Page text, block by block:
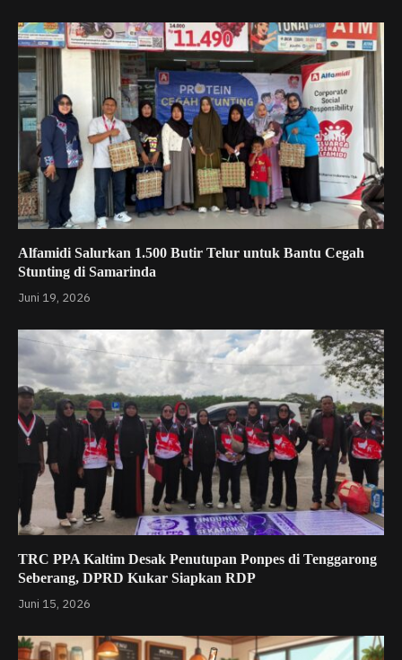
Alfamidi Salurkan 1.500 Butir Telur untuk Bantu Cegah
Stunting di Samarinda
Juni 19, 2026
TRC PPA Kaltim Desak Penutupan Ponpes di Tenggarong
Seberang, DPRD Kukar Siapkan RDP
Juni 15, 2026